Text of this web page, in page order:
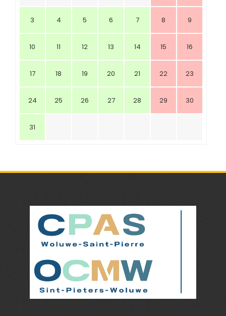
3 4 5 6 7 8 9
10 11 12 13 14 15 16
17 18 19 20 21 22 23
24 25 26 27 28 29 30
31